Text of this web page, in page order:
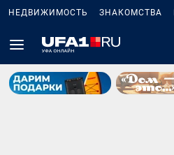
НЕДВИЖИМОСТЬ ЗНАКОМСТВА